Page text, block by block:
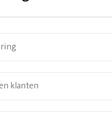
klanten